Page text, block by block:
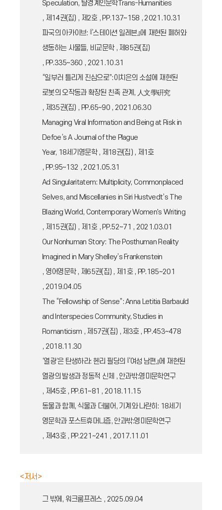
Speculation, 탈경계인문학Trans-Humanities
, 제14권(집) , 제2호 , PP.137~158 , 2021.10.31
파국의 아카이브: 『스테이션 일레븐』에 재현된 폐허와
생동하는 사물들, 비교문학 , 제85권(집)
, PP.335~360 , 2021.10.31
“일부러 틀리게 진심으로”:이치은의 소설에 재현된
로봇의 오작동과 확장된 친족 관계, 人文學硏究
, 제35권(집) , PP.65~90 , 2021.06.30
Managing Viral Information and Being at Risk in
Defoe’s A Journal of the Plague
Year, 18세기영문학 , 제18권(집) , 제1호
, PP.95~132 , 2021.05.31
Ad Singularitatem: Multiplicity, Commonplaced
Selves, and Miscellanies in Siri Hustvedt’s The
Blazing World, Contemporary Women's Writing
, 제15권(집) , 제1호 , PP.52~71 , 2021.03.01
Our Nonhuman Story: The Posthuman Reality
Imagined in Mary Shelley’s Frankenstein
, 영어영문학 , 제65권(집) , 제1호 , PP.185~201
, 2019.04.05
The “Fellowship of Sense”: Anna Letitia Barbauld
and Interspecies Community, Studies in
Romanticism , 제57권(집) , 제3호 , PP.453~478
, 2018.11.30
‘열광’은 탄생하라: 헨리 필딩의 『여성 남편』에 재현된
열광의 발생과 정동적 신체 , 안과밖:영미문학연구
, 제45호 , PP.61~81 , 2018.11.15
동물과 함께, 식물과 더불어, 기계와 나란히: 18세기
영문학과 포스트휴머니즘, 안과밖:영미문학연구
, 제43호 , PP.221~241 , 2017.11.01
<저서>
그 밖에, 워크룸프레스 , 2025.09.04